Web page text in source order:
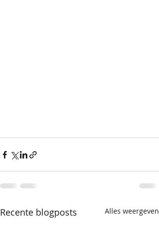
Recente blogposts Alles weergeven